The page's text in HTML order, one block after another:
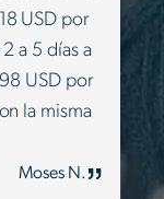
USD por
a 5 días a
USD por
la misma
Moses N.